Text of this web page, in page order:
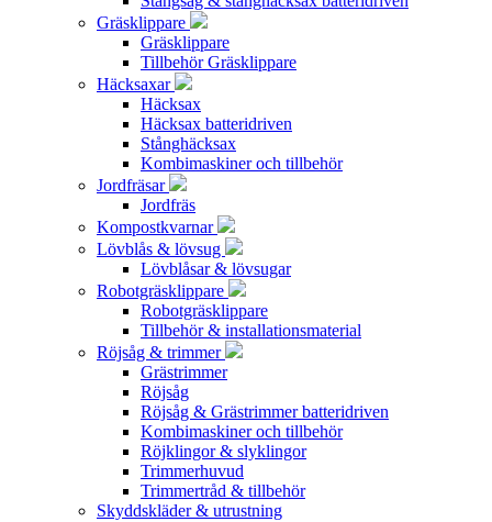
Gräsklippare
Gräsklippare
Tillbehör Gräsklippare
Häcksaxar
Häcksax
Häcksax batteridriven
Stånghäcksax
Kombimaskiner och tillbehör
Jordfräsar
Jordfräs
Kompostkvarnar
Lövblås & lövsug
Lövblåsar & lövsugar
Robotgräsklippare
Robotgräsklippare
Tillbehör & installationsmaterial
Röjsåg & trimmer
Grästrimmer
Röjsåg
Röjsåg & Grästrimmer batteridriven
Kombimaskiner och tillbehör
Röjklingor & slyklingor
Trimmerhuvud
Trimmertråd & tillbehör
Skyddskläder & utrustning